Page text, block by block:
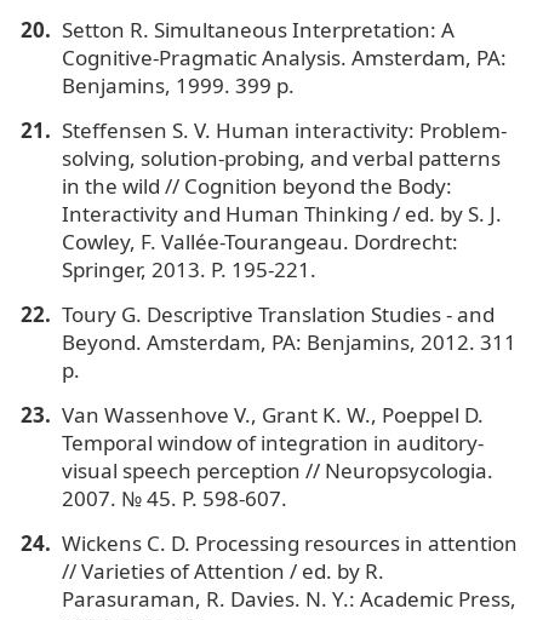
Setton R. Simultaneous Interpretation: A
Cognitive-Pragmatic Analysis. Amsterdam, PA:
Benjamins, 1999. 399 p.
Steffensen S. V. Human interactivity: Problem-
solving, solution-probing, and verbal patterns
in the wild // Cognition beyond the Body:
Interactivity and Human Thinking / ed. by S. J.
Cowley, F. Vallée-Tourangeau. Dordrecht:
Springer, 2013. Р. 195-221.
Toury G. Descriptive Translation Studies - and
Beyond. Amsterdam, PA: Benjamins, 2012. 311
p.
Van Wassenhove V., Grant K. W., Poeppel D.
Temporal window of integration in auditory-
visual speech perception // Neuropsycologia.
2007. № 45. P. 598-607.
Wickens C. D. Processing resources in attention
// Varieties of Attention / ed. by R.
Parasuraman, R. Davies. N. Y.: Academic Рress,